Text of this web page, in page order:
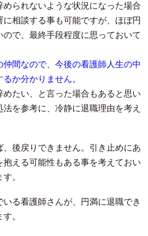
められないような状況になった場合
相談する事も可能ですが、ほぼ円
で、最終手段程度に思っておいて
間なので、今後の看護師人生の中
か分かりません。
めたい、と言った場合もあると思い
法を参考に、冷静に退職理由を考え
、後戻りできません。引き止めにあ
抱える可能性もある事を考えておい
。
る看護師さんが、円満に退職でき
。